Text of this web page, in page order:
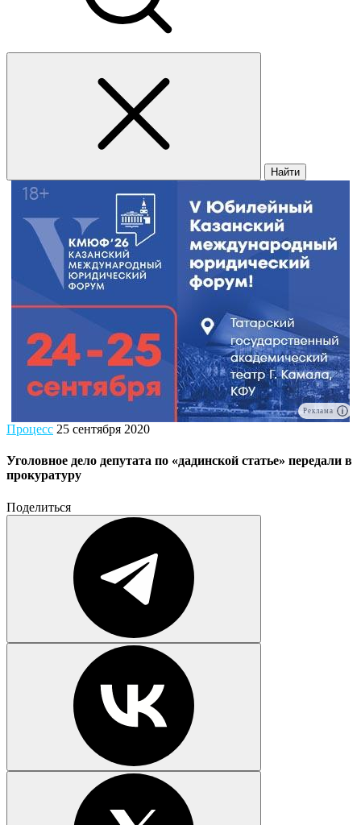
Найти
Реклама
Процесс 25 сентября 2020
Уголовное дело депутата по «дадинской статье» передали в
прокуратуру
Поделиться